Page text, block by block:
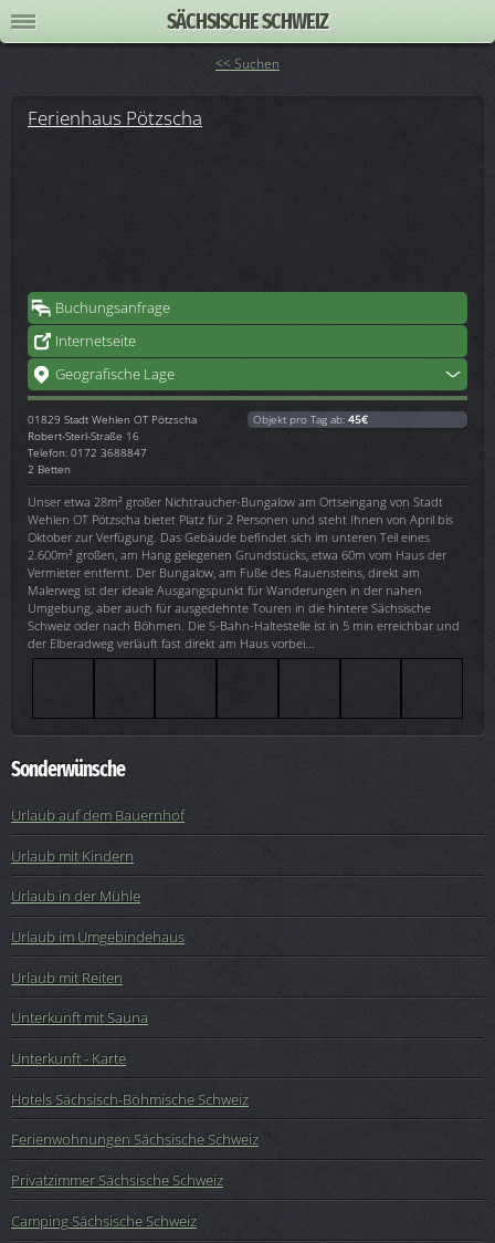
SÄCHSISCHE SCHWEIZ
<< Suchen
Ferienhaus Pötzscha
Buchungsanfrage
Internetseite
Geografische Lage
01829 Stadt Wehlen OT Pötzscha
Robert-Sterl-Straße 16
Telefon: 0172 3688847
2 Betten
Objekt pro Tag ab: 45€
Unser etwa 28m² großer Nichtraucher-Bungalow am Ortseingang von Stadt
Wehlen OT Pötzscha bietet Platz für 2 Personen und steht Ihnen von April bis
Oktober zur Verfügung. Das Gebäude befindet sich im unteren Teil eines
2.600m² großen, am Hang gelegenen Grundstücks, etwa 60m vom Haus der
Vermieter entfernt. Der Bungalow, am Fuße des Rauensteins, direkt am
Malerweg ist der ideale Ausgangspunkt für Wanderungen in der nahen
Umgebung, aber auch für ausgedehnte Touren in die hintere Sächsische
Schweiz oder nach Böhmen. Die S-Bahn-Haltestelle ist in 5 min erreichbar und
der Elberadweg verläuft fast direkt am Haus vorbei...
Sonderwünsche
Urlaub auf dem Bauernhof
Urlaub mit Kindern
Urlaub in der Mühle
Urlaub im Umgebindehaus
Urlaub mit Reiten
Unterkunft mit Sauna
Unterkunft - Karte
Hotels Sächsisch-Böhmische Schweiz
Ferienwohnungen Sächsische Schweiz
Privatzimmer Sächsische Schweiz
Camping Sächsische Schweiz